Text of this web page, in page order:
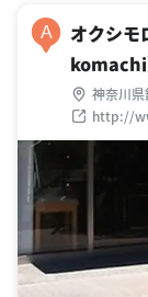
A
オクシモ
komachi
神奈川
http://